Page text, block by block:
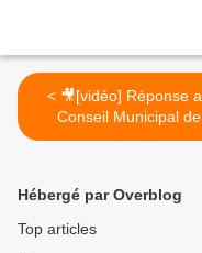
< 🎥[vidéo] Réponse au
Conseil Municipal de
Wissous(91)
Hébergé par Overblog
Top articles